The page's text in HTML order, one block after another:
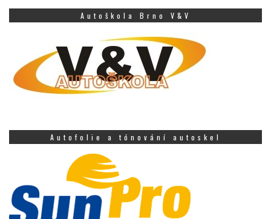
Autoškola Brno V&V
Autofolie a tónování autoskel